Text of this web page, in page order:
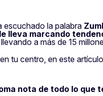
escuchado la palabra
lleva marcando
a más de 15
tu centro, en este
nota de todo lo que